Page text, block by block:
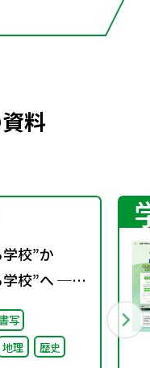
料
校”か
学校”へ ──
に応答する
第一回 “当
直すルー
写
地理
歴史